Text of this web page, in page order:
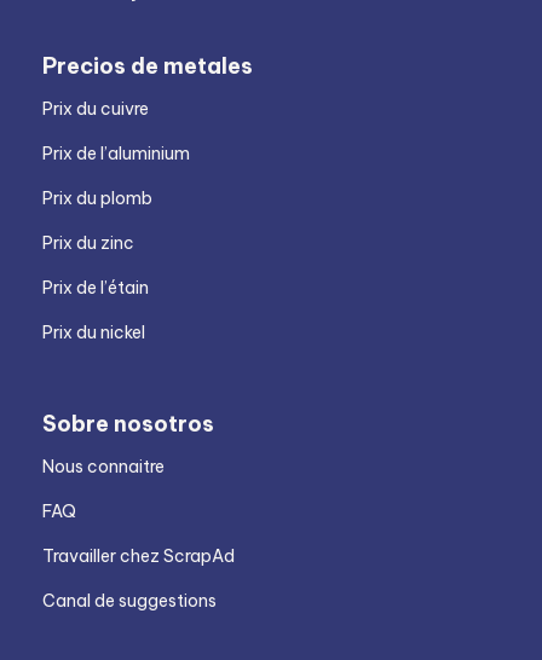
Precios de metales
Prix du cuivre
Prix de l’aluminium
Prix du plomb
Prix du zinc
Prix de l’étain
Prix du nickel
Sobre nosotros
Nous connaitre
FAQ
Travailler chez ScrapAd
Canal de suggestions